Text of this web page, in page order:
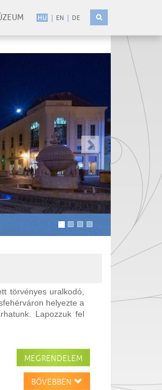
HU EN DE
kovetkezo
-
törvényes uralkodó,
helyezte a
Lapozzuk fel
MEGRENDELEM
BŐVEBBEN